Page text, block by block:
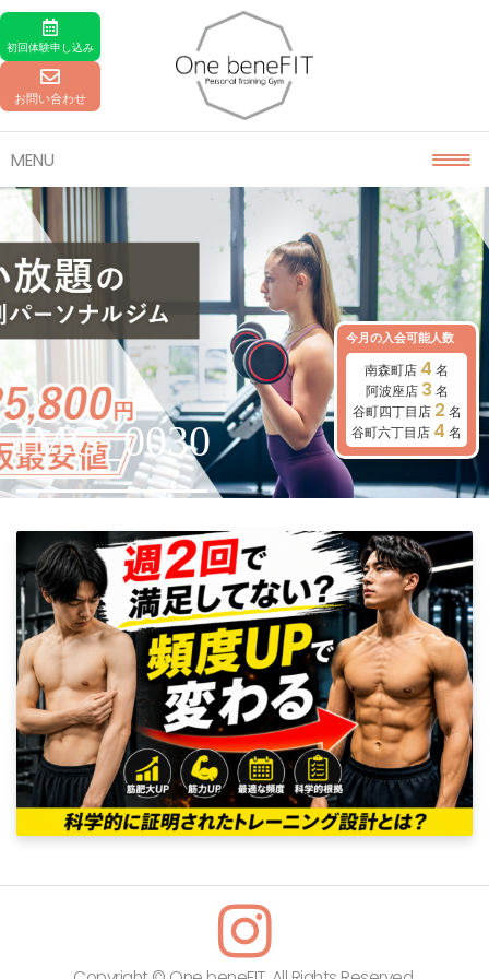
Skip to content
初回体験申し込み
お問い合わせ
MENU
今月の入会可能人数
南森町店 4 名
阿波座店 3 名
谷町四丁目店 2 名
谷町六丁目店 4 名
IMG_0030